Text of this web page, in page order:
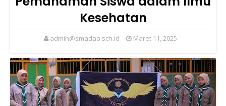
Kesehatan
admin@smadab.sch.id Maret 11, 2025